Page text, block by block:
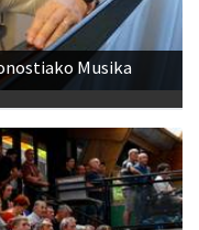
Musika